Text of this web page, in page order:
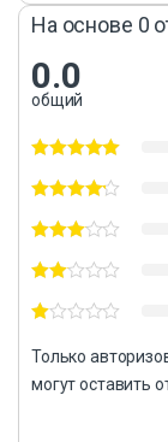
На основе 0
0.0
общий
Только
могут оставить